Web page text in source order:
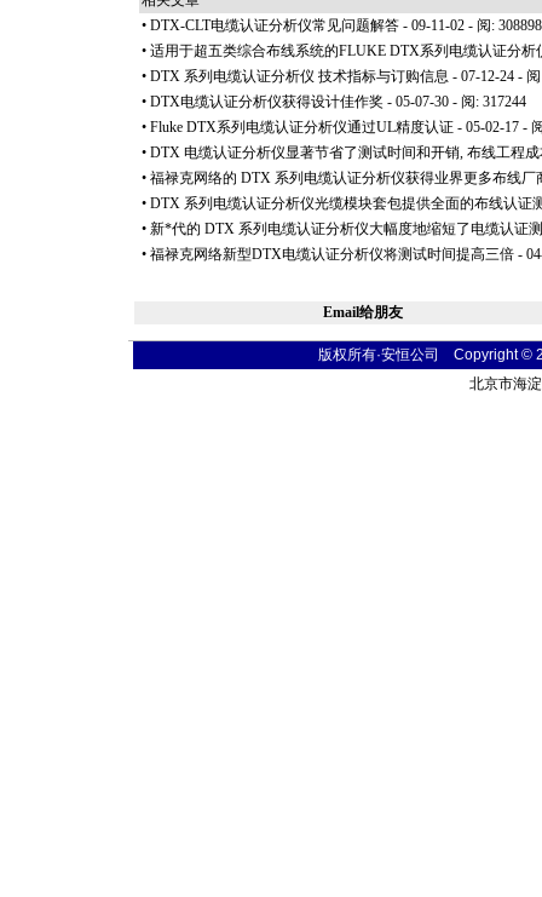
• DTX-CLT电缆认证分析仪常见问题解答 - 09-11-02 - 阅: 308898
• 适用于超五类综合布线系统的FLUKE DTX系列电缆认证分析
• DTX 系列电缆认证分析仪 技术指标与订购信息 - 07-12-24 -
• DTX电缆认证分析仪获得设计佳作奖 - 05-07-30 - 阅: 317244
• Fluke DTX系列电缆认证分析仪通过UL精度认证 - 05-02-17 -
• DTX 电缆认证分析仪显著节省了测试时间和开销, 布线工程
• 福禄克网络的 DTX 系列电缆认证分析仪获得业界更多布线厂
• DTX 系列电缆认证分析仪光缆模块套包提供全面的布线认证
• 新*代的 DTX 系列电缆认证分析仪大幅度地缩短了电缆认证
• 福禄克网络新型DTX电缆认证分析仪将测试时间提高三倍 -
Email给朋友
版权所有·安恒公司 Copyright
北京市海